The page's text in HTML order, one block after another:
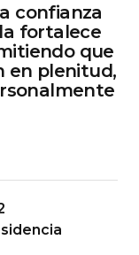
confianza
fortalece
que
en plenitud,